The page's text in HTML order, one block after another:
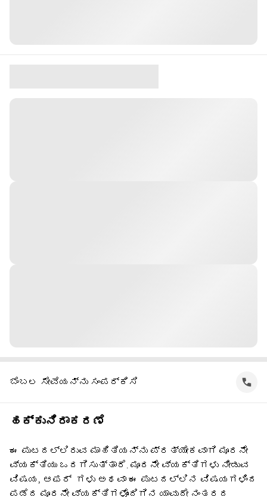
ಬೆಂಬಲ ಸೇವೆಯನ್ನು ಸಂಪರ್ಕಿಸಿ
ಹಕ್ಕುನಿರಾಕರಣೆ
ಈ ಪುಟದಲ್ಲಿರುವ ಮಾಹಿತಿಯನ್ನು ಪ್ರತ್ಯೇಕವಾಗಿ ಮೂರನೇ
ವ್ಯಕ್ತಿಯು ಒದಗಿಸುತ್ತಾರೆ. ಮೂರನೇ ವ್ಯಕ್ತಿಗಳು ನೀಡುವ
ವಿಷಯ, ಆಫರ್ ‌ ಗಳು ಅಥವಾ ಈ ಪುಟದಲ್ಲಿನ ವಿಷಯಗಳಿಂದ
ಪಡೆದ ಮೂರನೇ ವ್ಯಕ್ತಿಗಳೊಂದಿಗಿನ ಯಾವುದೇ ನಂತರದ